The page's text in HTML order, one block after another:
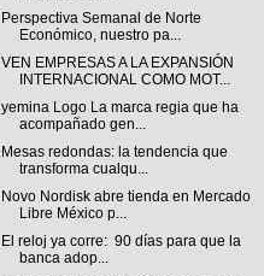
Perspectiva Semanal de Norte
Económico, nuestro pa...
VEN EMPRESAS A LA EXPANSIÓN
INTERNACIONAL COMO MOT...
yemina Logo La marca regia que ha
acompañado gen...
Mesas redondas: la tendencia que
transforma cualqu...
Novo Nordisk abre tienda en Mercado
Libre México p...
El reloj ya corre: 90 días para que la
banca adop...